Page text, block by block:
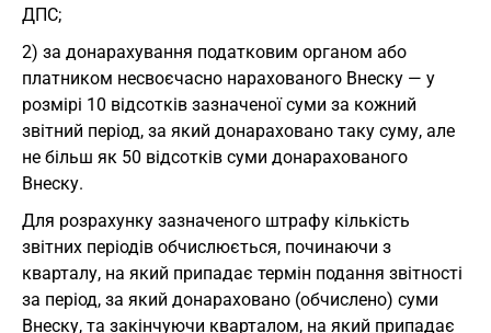
ДПС;
2) за донарахування податковим органом або
платником несвоєчасно нарахованого Внеску — у
розмірі 10 відсотків зазначеної суми за кожний
звітний період, за який донараховано таку суму, але
не більш як 50 відсотків суми донарахованого
Внеску.
Для розрахунку зазначеного штрафу кількість
звітних періодів обчислюється, починаючи з
кварталу, на який припадає термін подання звітності
за період, за який донараховано (обчислено) суми
Внеску, та закінчуючи кварталом, на який припадає